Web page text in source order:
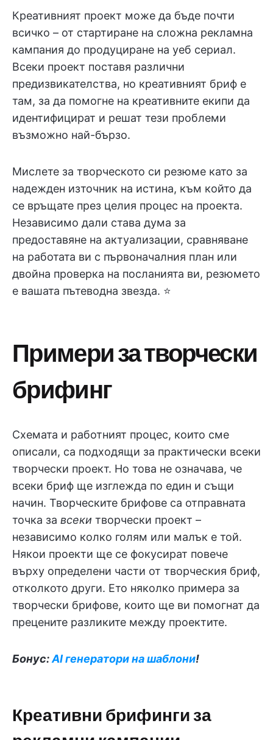
Креативният проект може да бъде почти
всичко – от стартиране на сложна рекламна
кампания до продуциране на уеб сериал.
Всеки проект поставя различни
предизвикателства, но креативният бриф е
там, за да помогне на креативните екипи да
идентифицират и решат тези проблеми
възможно най-бързо.
Мислете за творческото си резюме като за
надежден източник на истина, към който да
се връщате през целия процес на проекта.
Независимо дали става дума за
предоставяне на актуализации, сравняване
на работата ви с първоначалния план или
двойна проверка на посланията ви, резюмето
е вашата пътеводна звезда. ⭐️
Примери за творчески
брифинг
Схемата и работният процес, които сме
описали, са подходящи за практически всеки
творчески проект. Но това не означава, че
всеки бриф ще изглежда по един и същи
начин. Творческите брифове са отправната
точка за всеки творчески проект –
независимо колко голям или малък е той.
Някои проекти ще се фокусират повече
върху определени части от творческия бриф,
отколкото други. Ето няколко примера за
творчески брифове, които ще ви помогнат да
прецените разликите между проектите.
Бонус:AI генератори на шаблони!
Креативни брифинги за